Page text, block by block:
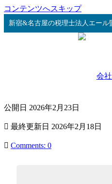
コンテンツへスキップ
新宿&名古屋の税理士法人エー
会
公開日 2026年2月23日
最終更新日 2026年2月18日
Comments: 0